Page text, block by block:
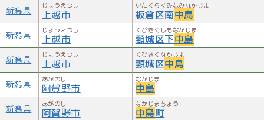
新潟県 じょうえつし
上越市
いたくらくみなみなかじま
板倉区南中島
新潟県 じょうえつし
上越市
くびきくしもなかじま
頸城区下中島
新潟県 じょうえつし
上越市
くびきくなかじま
頸城区中島
新潟県 あがのし
阿賀野市
なかじま
中島
新潟県 あがのし
阿賀野市
なかじまちょう
中島町